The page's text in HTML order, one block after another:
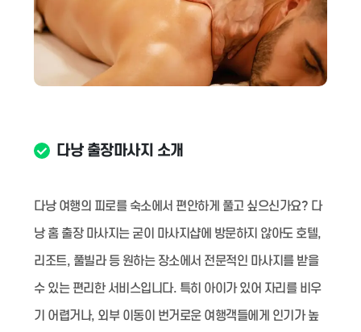
다낭 출장마사지 소개
다낭 여행의 피로를 숙소에서 편안하게 풀고 싶으신가요? 다
낭 홈 출장 마사지는 굳이 마사지샵에 방문하지 않아도 호텔,
리조트, 풀빌라 등 원하는 장소에서 전문적인 마사지를 받을
수 있는 편리한 서비스입니다. 특히 아이가 있어 자리를 비우
기 어렵거나, 외부 이동이 번거로운 여행객들에게 인기가 높